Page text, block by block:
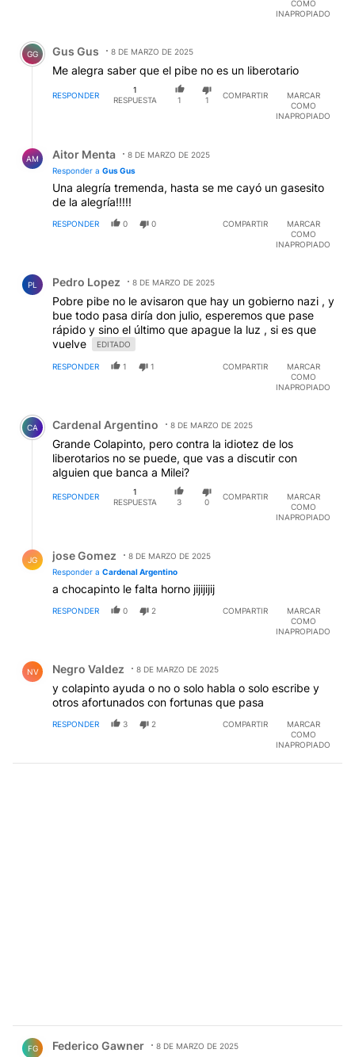
COMO
INAPROPIADO
Comentario de Gus Gus.
GG Gus Gus 8 DE MARZO DE 2025
Me alegra saber que el pibe no es un liberotario
RESPONDER
1
RESPUESTA
1 1
COMPARTIR
MARCAR
COMO
INAPROPIADO
AM Aitor Menta
8 DE MARZO DE 2025
Responder a Gus Gus
Una alegría tremenda, hasta se me cayó un gasesito
de la alegría!!!!!
RESPONDER 0 0 COMPARTIR
MARCAR
COMO
INAPROPIADO
PL Pedro Lopez 8 DE MARZO DE 2025
Pobre pibe no le avisaron que hay un gobierno nazi , y
bue todo pasa diría don julio, esperemos que pase
rápido y sino el último que apague la luz , si es que
vuelve
EDITADO
RESPONDER 1 1 COMPARTIR
MARCAR
COMO
INAPROPIADO
Comentario de Cardenal Argentino.
CA Cardenal Argentino 8 DE MARZO DE 2025
Grande Colapinto, pero contra la idiotez de los
liberotarios no se puede, que vas a discutir con
alguien que banca a Milei?
RESPONDER
1
RESPUESTA
3 0
COMPARTIR
MARCAR
COMO
INAPROPIADO
JG jose Gomez
8 DE MARZO DE 2025
Responder a Cardenal Argentino
a chocapinto le falta horno jijijijij
RESPONDER 0 2 COMPARTIR
MARCAR
COMO
INAPROPIADO
NV Negro Valdez 8 DE MARZO DE 2025
y colapinto ayuda o no o solo habla o solo escribe y
otros afortunados con fortunas que pasa
RESPONDER 3 2 COMPARTIR
MARCAR
COMO
INAPROPIADO
FG Federico Gawner 8 DE MARZO DE 2025